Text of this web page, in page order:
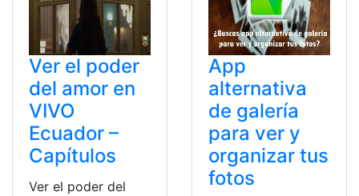
Ver el poder
del amor en
VIVO
Ecuador –
Capítulos
Ver el poder del
App
alternativa
de galería
para ver y
organizar tus
fotos